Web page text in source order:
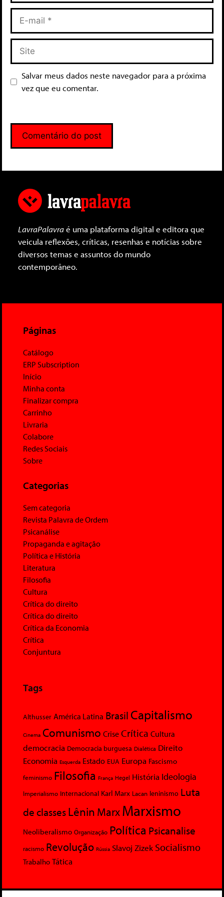
Salvar meus dados neste navegador para a próxima
vez que eu comentar.
LavraPalavraé uma plataforma digital e editora que
veicula reflexões, críticas, resenhas e notícias sobre
diversos temas e assuntos do mundo
contemporâneo.
Páginas
Catálogo
ERP Subscription
Início
Minha conta
Finalizar compra
Carrinho
Livraria
Colabore
Redes Sociais
Sobre
Categorias
Sem categoria
Revista Palavra de Ordem
Psicanálise
Propaganda e agitação
Política e História
Literatura
Filosofia
Cultura
Crítica do direito
Crítica do direito
Crítica da Economia
Crítica
Conjuntura
Tags
Althusser América Latina Brasil Capitalismo
Cinema Comunismo Crise Crítica Cultura
democracia Democracia burguesa Dialética Direito
Economia Esquerda Estado EUA Europa Fascismo
feminismo Filosofia França Hegel História Ideologia
Imperialismo Internacional Karl Marx Lacan leninismo Luta
de classesLênin MarxMarxismo
Neoliberalismo Organização Política Psicanalise
racismo Revolução Rússia Slavoj Zizek Socialismo
Trabalho Tática